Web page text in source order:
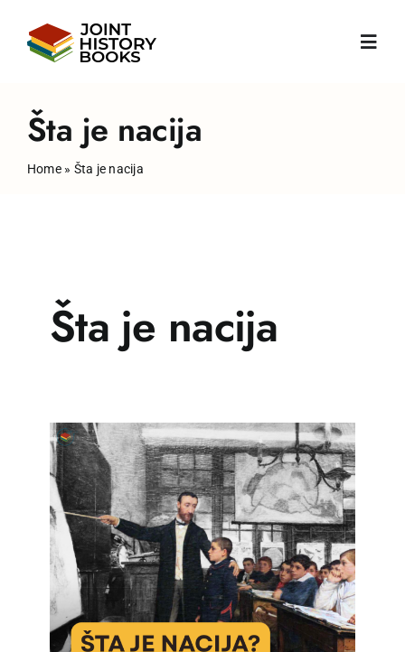
content
Početna
O nama
JHP Knjige
Postani prijatelj
Bosanski
Šta je nacija
Home» Šta je nacija
Šta je nacija